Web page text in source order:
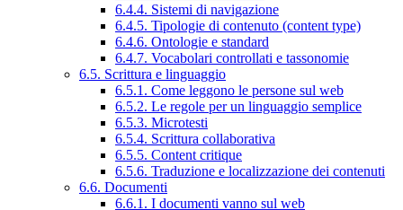
6.4.4. Sistemi di navigazione
6.4.5. Tipologie di contenuto (content type)
6.4.6. Ontologie e standard
6.4.7. Vocabolari controllati e tassonomie
6.5. Scrittura e linguaggio
6.5.1. Come leggono le persone sul web
6.5.2. Le regole per un linguaggio semplice
6.5.3. Microtesti
6.5.4. Scrittura collaborativa
6.5.5. Content critique
6.5.6. Traduzione e localizzazione dei contenuti
6.6. Documenti
6.6.1. I documenti vanno sul web